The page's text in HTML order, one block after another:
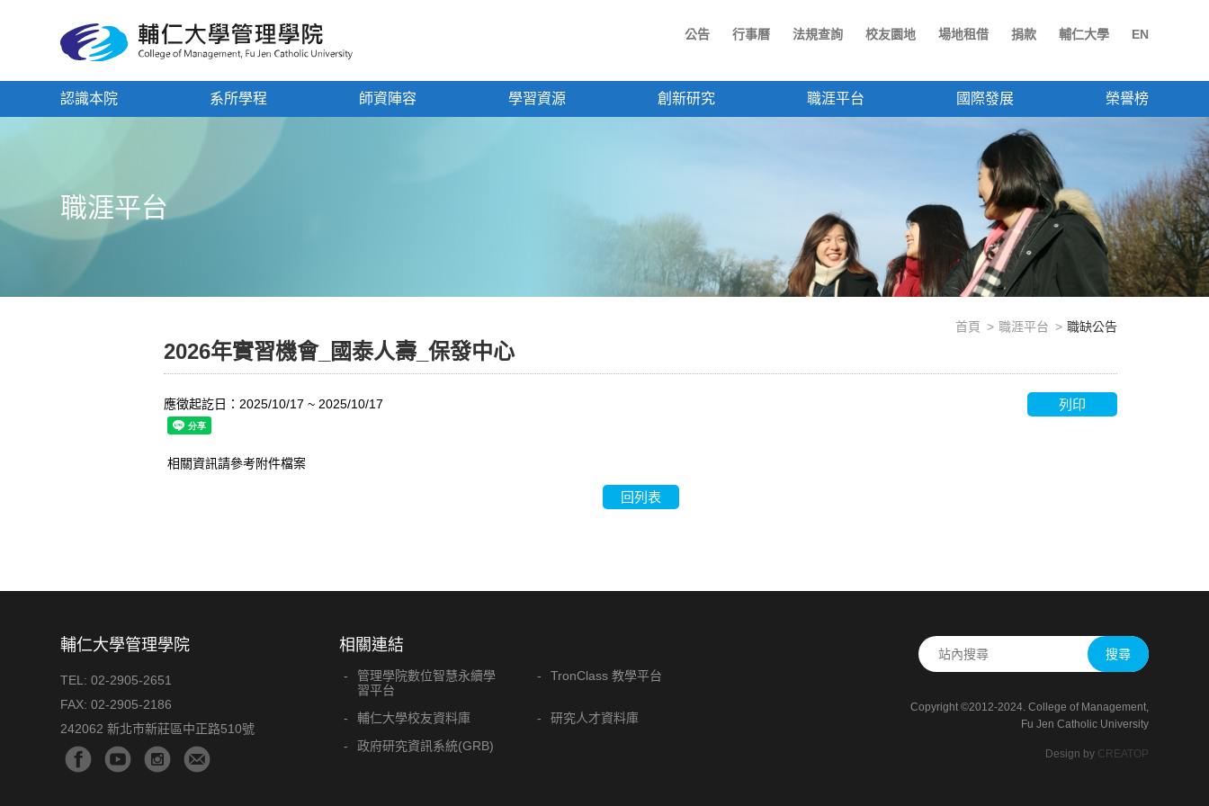
公告 行事曆 法規查詢 校友園地 場地租借 捐款 輔仁大學 EN
認識本院 系所學程 師資陣容 學習資源 創新研究 職涯平台 國際發展 榮譽榜
職涯平台
首頁 職涯平台 職缺公告
2026年實習機會_國泰人壽_保發中心
應徵起訖日：2025/10/17 ~ 2025/10/17 列印
相關資訊請參考附件檔案
回列表
輔仁大學管理學院
TEL:02-2905-2651
FAX:02-2905-2186
242062 新北市新莊區中正路510號
相關連結
管理學院數位智慧永續學
習平台
TronClass 教學平台
輔仁大學校友資料庫
研究人才資料庫
政府研究資訊系統(GRB)
搜尋
Copyright ©2012-2024. College of Management,
Fu Jen Catholic University
Design by CREATOP